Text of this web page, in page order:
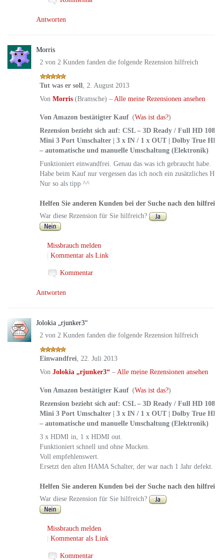
Antworten
Morris
2 von 2 Kunden fanden die folgende Rezension hilfreich
Tut was er soll, 2. August 2013
Von Morris (Bramsche) – Alle meine Rezensionen ansehen
Von Amazon bestätigter Kauf (Was ist das?)
Rezension bezieht sich auf: CSL – 3D Ready / Full HD
Mini 3 Port Umschalter | 3 x IN / 1 x OUT | Dolby True HD
– automatische und manuelle Umschaltung (Elektronik)
Funktioniert einwandfrei. Genau das was ich gebraucht habe.
Habe beim Kauf nur vergessen das ich noch ein zusätzliches
Nur so als tipp ^^
Helfen Sie anderen Kunden bei der Suche nach den
War diese Rezension für Sie hilfreich?
Missbrauch melden
Kommentar als Link
Kommentar
Antworten
Jolokia „rjunker3“
2 von 2 Kunden fanden die folgende Rezension hilfreich
Einwandfrei, 22. Juli 2013
Von Jolokia „rjunker3“ – Alle meine Rezensionen ansehen
Von Amazon bestätigter Kauf (Was ist das?)
Rezension bezieht sich auf: CSL – 3D Ready / Full HD
Mini 3 Port Umschalter | 3 x IN / 1 x OUT | Dolby True HD
– automatische und manuelle Umschaltung (Elektronik)
3 x HDMI in, 1 x HDMI out.
Funktioniert schnell und ohne Mucken.
Voll empfehlenswert.
Ersetzt den alten HAMA Schalter, der war nach 1 Jahr defekt.
Helfen Sie anderen Kunden bei der Suche nach den
War diese Rezension für Sie hilfreich?
Missbrauch melden
Kommentar als Link
Kommentar